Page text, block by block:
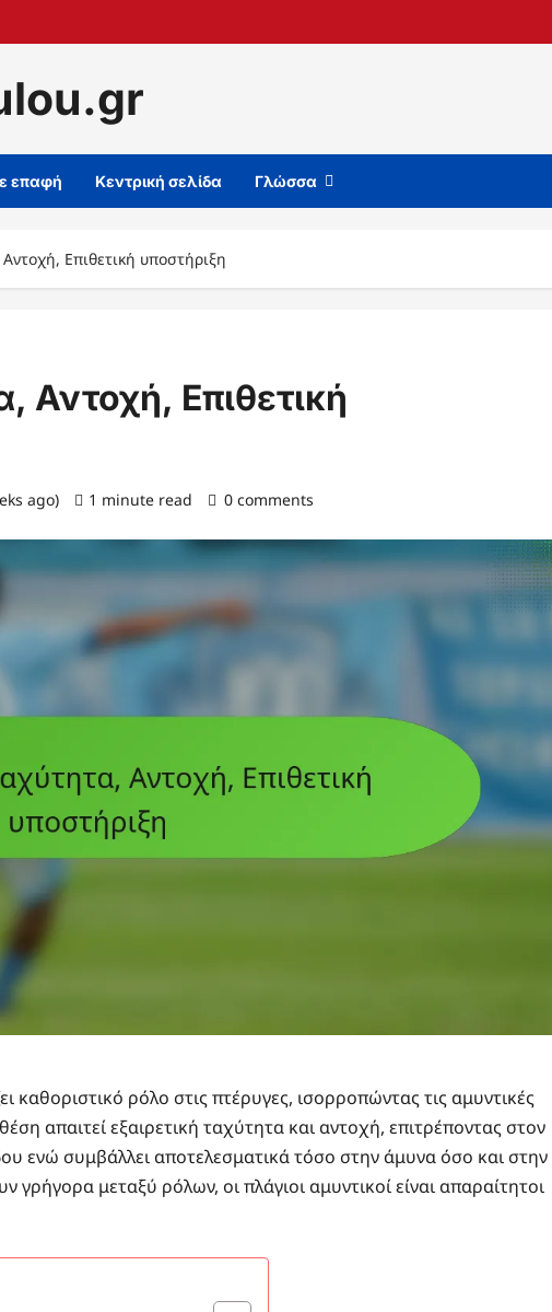
επαφή Κεντρική σελίδα Γλώσσα
Επιθετική υποστήριξη
Αντοχή, Επιθετική
ago) 1 minute read 0 comments
καθοριστικό ρόλο στις πτέρυγες, ισορροπώντας τις αμυντικές
απαιτεί εξαιρετική ταχύτητα και αντοχή, επιτρέποντας στον
ενώ συμβάλλει αποτελεσματικά τόσο στην άμυνα όσο και στην
γρήγορα μεταξύ ρόλων, οι πλάγιοι αμυντικοί είναι απαραίτητοι